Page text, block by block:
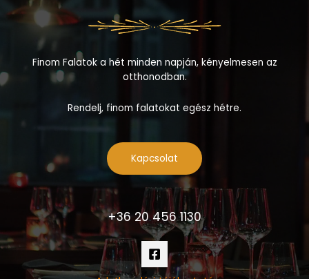
Finom Falatok a hét minden napján, kényelmesen az
otthonodban.
Rendelj, finom falatokat egész hétre.
Kapcsolat
+36 20 456 1130